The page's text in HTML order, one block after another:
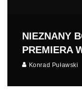
NIEZNANY
PREMIERA
Konrad Puławski